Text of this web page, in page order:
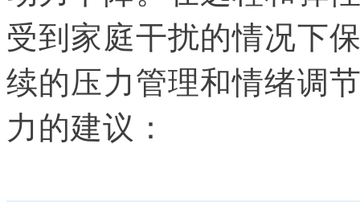
受到家庭干扰的情况下
续的压力管理和情绪调
力的建议：